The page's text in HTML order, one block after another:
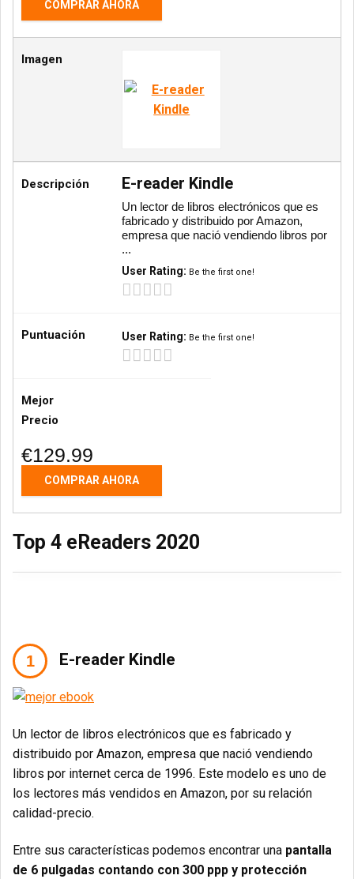
COMPRAR AHORA
Imagen
Descripción E-reader Kindle
Un lector de libros electrónicos que es
fabricado y distribuido por Amazon,
empresa que nació vendiendo libros por
...
User Rating: Be the first one!
Puntuación User Rating: Be the first one!
Mejor
Precio
€129.99
COMPRAR AHORA
Top 4 eReaders 2020
E-reader Kindle
Un lector de libros electrónicos que es fabricado y
distribuido por Amazon, empresa que nació vendiendo
libros por internet cerca de 1996. Este modelo es uno de
los lectores más vendidos en Amazon, por su relación
calidad-precio.
Entre sus características podemos encontrar una pantalla
de 6 pulgadas contando con 300 ppp y protección